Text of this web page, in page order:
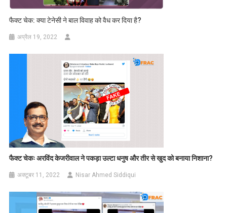
फैक्ट चेक: क्या टेनेसी ने बाल विवाह को वैध कर दिया है?
अप्रैल 19, 2022
फैक्ट चेकः अरविंद केजरीवाल ने पकड़ा उल्टा धनुष और तीर से खुद को बनाया निशाना?
अक्टूबर 11, 2022 Nisar Ahmed Siddiqui